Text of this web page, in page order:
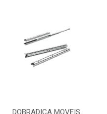
DOBRADICA MOVEIS